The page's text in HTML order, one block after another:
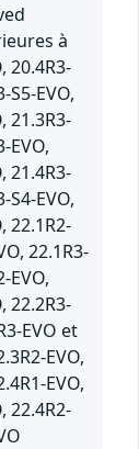
à
20.4R3-
S5-EVO,
21.3R3-
EVO,
21.4R3-
S4-EVO,
22.1R2-
22.1R3-
EVO,
22.2R3-
EVO et
EVO,
EVO,
22.4R2-